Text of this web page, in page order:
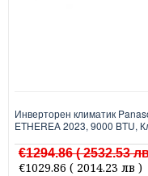
Инверторен климатик
ETHEREA 2023, 9000 BTU,
€1294.86( 2532.53
€1029.86 ( 2014.23 лв )